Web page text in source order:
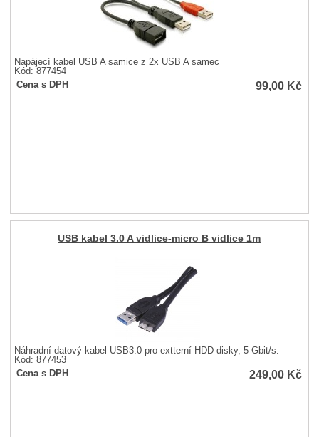
Napájecí kabel USB A samice z 2x USB A samec
Kód: 877454
Cena s DPH
99,00 Kč
USB kabel 3.0 A vidlice-micro B vidlice 1m
Náhradní datový kabel USB3.0 pro extterní HDD disky, 5 Gbit/s.
Kód: 877453
Cena s DPH
249,00 Kč